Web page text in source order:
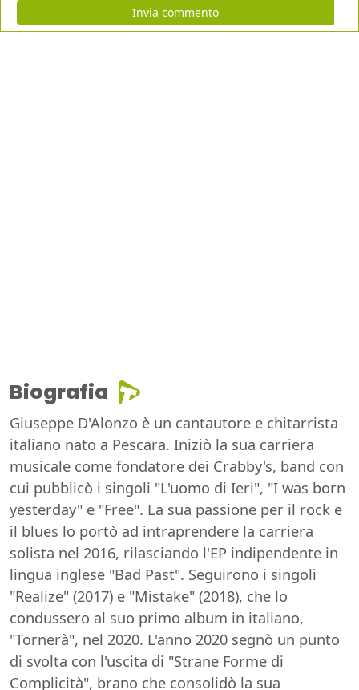
Invia commento
Biografia
Giuseppe D'Alonzo è un cantautore e chitarrista
italiano nato a Pescara. Iniziò la sua carriera
musicale come fondatore dei Crabby's, band con
cui pubblicò i singoli "L'uomo di Ieri", "I was born
yesterday" e "Free". La sua passione per il rock e
il blues lo portò ad intraprendere la carriera
solista nel 2016, rilasciando l'EP indipendente in
lingua inglese "Bad Past". Seguirono i singoli
"Realize" (2017) e "Mistake" (2018), che lo
condussero al suo primo album in italiano,
"Tornerà", nel 2020. L'anno 2020 segnò un punto
di svolta con l'uscita di "Strane Forme di
Complicità", brano che consolidò la sua